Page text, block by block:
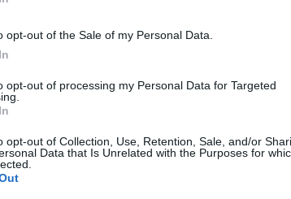
opt-out of the Sale of my Personal Data.
opt-out of processing my Personal Data for Targeted
opt-out of Collection, Use, Retention, Sale, and/or
Data that Is Unrelated with the Purposes for
as carteiras. Com petróleo mais caro e
portos seguros
de junho de 2026.
de energia e alimentos
2026 rondava 3,91% após a escalada, subiu
a combustíveis, fertilizantes e alimentos. A